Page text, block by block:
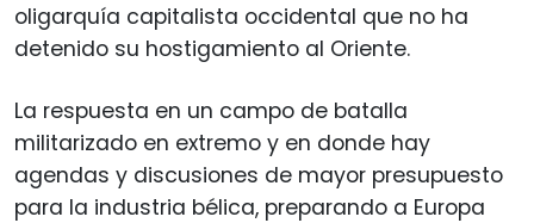
oligarquía capitalista occidental que no ha
detenido su hostigamiento al Oriente.
La respuesta en un campo de batalla
militarizado en extremo y en donde hay
agendas y discusiones de mayor presupuesto
para la industria bélica, preparando a Europa